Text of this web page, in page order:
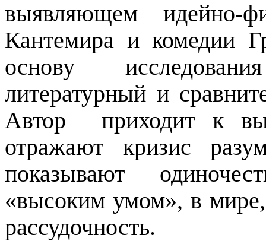
выявляющем идейно-
Кантемира и комедии
основу
литературный и
Автор
приходит к
отражают кризис
показывают
«высоким умом», в мире,
рассудочность.